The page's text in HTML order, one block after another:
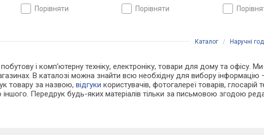
порівняти порівняти
Каталог / Наручні
побутову і комп'ютерну техніку, електроніку, товари для дому та офісу.
В каталозі можна знайти всю необхідну для вибору
товару за назвою,відгуки користувачів, фотогалереї товарів, глосарій
іншого. Передрук будь-яких матеріалів тільки за письмовою згодою